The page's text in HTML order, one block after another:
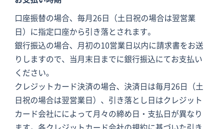
口座振替の場合、毎月26日（土日祝の場合は翌営業
日）に指定口座から引き落とされます。
銀行振込の場合、月初の10営業日以内に請求書をお送
りしますので、当月末日までに銀行振込にてお支払い
ください。
クレジットカード決済の場合、決済日は毎月26日（土
日祝の場合は翌営業日）、引き落とし日はクレジット
カード会社にによって月々の締め日・支払日が異なり